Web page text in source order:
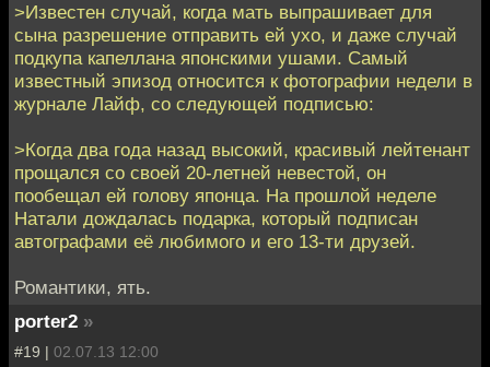
>Известен случай, когда мать выпрашивает для
сына разрешение отправить ей ухо, и даже случай
подкупа капеллана японскими ушами. Самый
известный эпизод относится к фотографии недели в
журнале Лайф, со следующей подписью:
>Когда два года назад высокий, красивый лейтенант
прощался со своей 20-летней невестой, он
пообещал ей голову японца. На прошлой неделе
Натали дождалась подарка, который подписан
автографами её любимого и его 13-ти друзей.
Романтики, ять.
porter2 »
#19 | 02.07.13 12:00